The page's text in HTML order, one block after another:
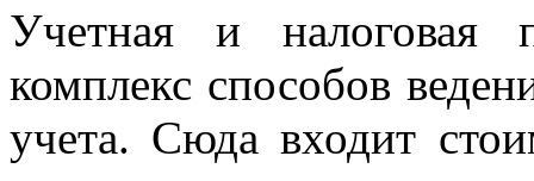
Учетная и налоговая
комплекс способов
учета. Сюда входит